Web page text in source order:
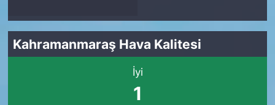
Kahramanmaraş Hava Kalitesi
İyi
1